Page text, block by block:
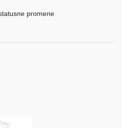
promene